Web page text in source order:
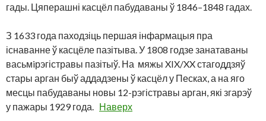
гады. Цяперашні касцёл пабудаваны ў 1846–1848 гадах.
З 1633 года паходзіць першая інфармацыя пра
існаванне ў касцёле пазітыва. У 1808 годзе занатаваны
васьмiрэгістравы пазітыў. На мяжы XIX/XX стагоддзяў
стары арган быў аддадзены ў касцёл у Песках, а на яго
месцы пабудаваны новы 12-рэгістравы арган, які згарэў
у пажары 1929 года. Наверх